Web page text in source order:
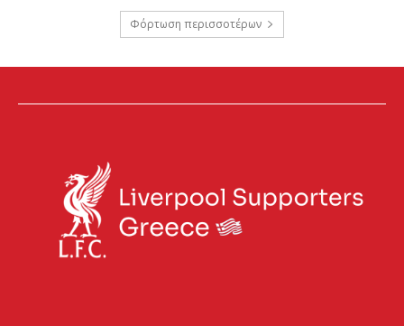
Φόρτωση περισσοτέρων